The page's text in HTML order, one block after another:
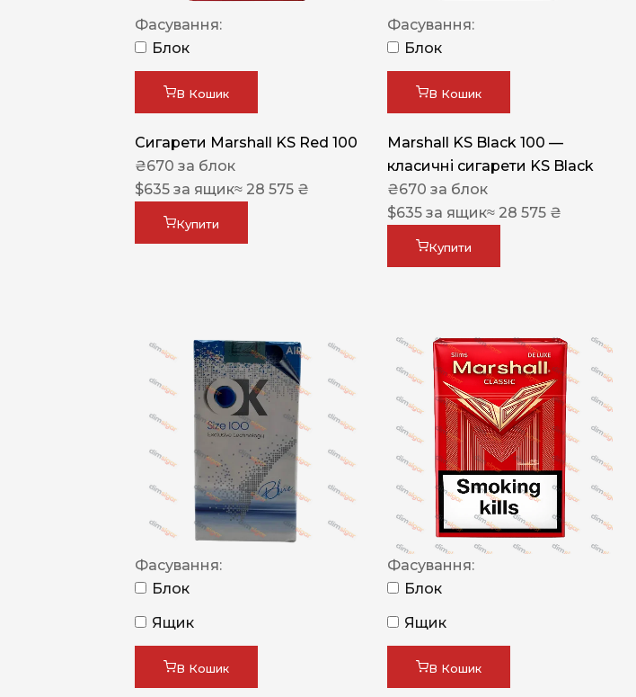
Leana
ASTRU
De Santis
MONUS
NERO
NERO
Гуцульскі
Italian Blend 821
OSCAR
Фасування:
Блок
В Кошик
Сигарети Marshall KS Red 100
₴670 за блок
$635 за ящик≈ 28 575 ₴
Купити
Фасування:
Блок
В Кошик
Marshall KS Black 100 —
класичні сигарети KS Black
₴670 за блок
$635 за ящик≈ 28 575 ₴
Купити
Фасування:
Блок
Ящик
В Кошик
Фасування:
Блок
Ящик
В Кошик